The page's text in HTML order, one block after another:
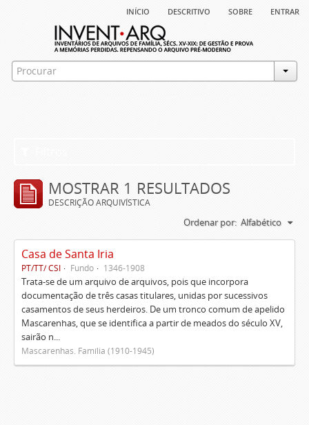
início descritivo sobre entrar
MOSTRAR 1 RESULTADOS
DESCRIÇÃO ARQUIVÍSTICA
Ordenar por: Alfabético
Casa de Santa Iria
PT/TT/ CSI Fundo 1346-1908
Trata-se de um arquivo de arquivos, pois que incorpora
documentação de três casas titulares, unidas por sucessivos
casamentos de seus herdeiros. De um tronco comum de apelido
Mascarenhas, que se identifica a partir de meados do século XV,
sairão n...
Mascarenhas. Família (1910-1945)